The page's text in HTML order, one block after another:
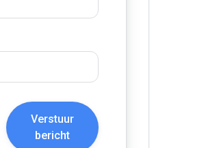
Verstuur
bericht